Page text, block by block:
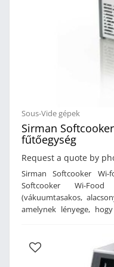
Sous-Vide gépek
Sirman
fűtőegység
Request a quote by
Sirman Softcooker Wi-food
Softcooker Wi-
(vákuumtasakos,
amelynek lényege,
egyenletesen
eredmény nap mint nap